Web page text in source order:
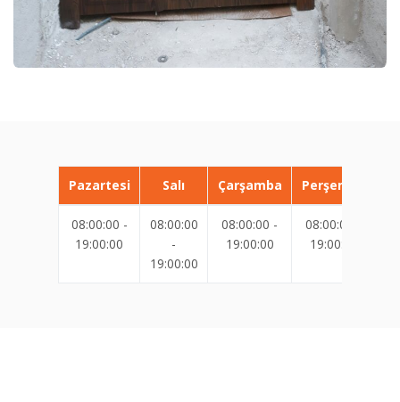
Pazartesi Salı Çarşamba Perşembe
08:00:00 -
19:00:00
08:00:00
-
19:00:00
08:00:00 -
19:00:00
08:00:00 -
19:00:00